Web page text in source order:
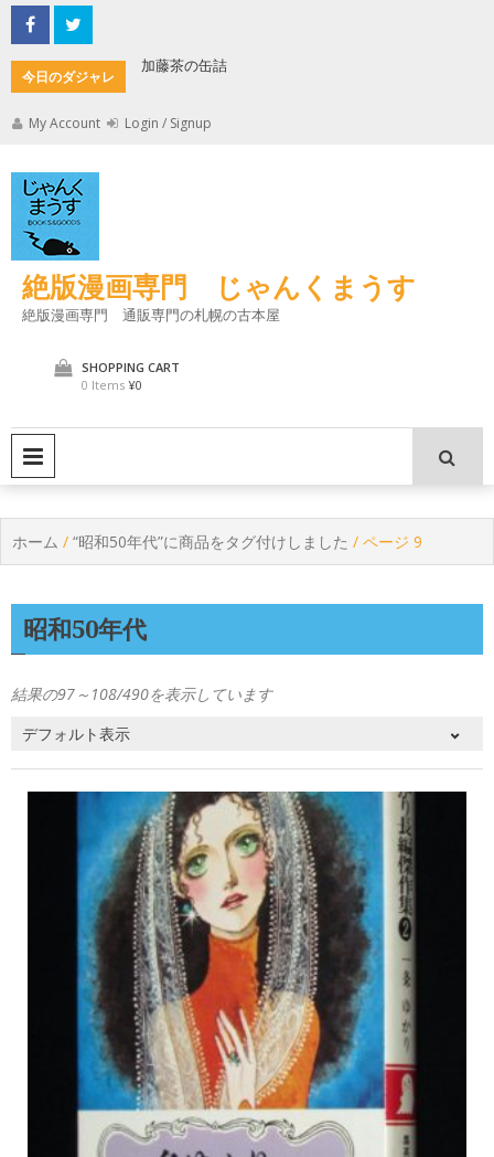
Skip
to
content
今日のダジャレ
君とよくこの店でみのもんた
My Account Login / Signup
絶版漫画専門 じゃんくまうす
絶版漫画専門 通販専門の札幌の古本屋
SHOPPING CART
0 Items ¥0
ホーム / “昭和50年代”に商品をタグ付けしました / ページ 9
昭和50年代
結果の97～108/490を表示しています